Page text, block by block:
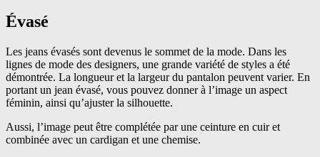
Évasé
Les jeans évasés sont devenus le sommet de la mode. Dans les
lignes de mode des designers, une grande variété de styles a été
démontrée. La longueur et la largeur du pantalon peuvent varier. En
portant un jean évasé, vous pouvez donner à l’image un aspect
féminin, ainsi qu’ajuster la silhouette.
Aussi, l’image peut être complétée par une ceinture en cuir et
combinée avec un cardigan et une chemise.